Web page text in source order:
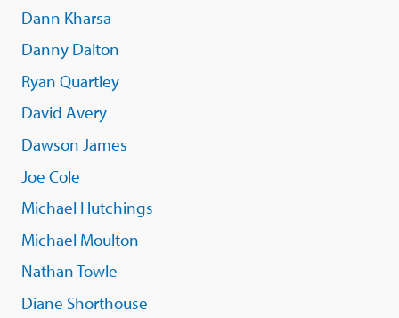
Dann Kharsa
Danny Dalton
Ryan Quartley
David Avery
Dawson James
Joe Cole
Michael Hutchings
Michael Moulton
Nathan Towle
Diane Shorthouse